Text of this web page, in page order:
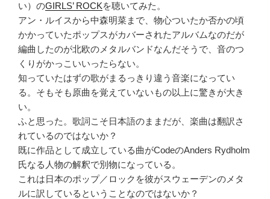
い）のGIRLS’ ROCKを聴いてみた。
アン・ルイスから中森明菜まで、物心ついたか否かの頃
かかっていたポップスがカバーされたアルバムなのだが
編曲したのが北欧のメタルバンドなんだそうで、音のつ
くりがかっこいいったらない。
知っていたはずの歌がまるっきり違う音楽になってい
る。そもそも原曲を覚えていないもの以上に驚きが大き
い。
ふと思った。歌詞こそ日本語のままだが、楽曲は翻訳さ
れているのではないか？
既に作品として成立している曲がCodeのAnders Rydholm
氏なる人物の解釈で別物になっている。
これは日本のポップ／ロックを彼がスウェーデンのメタ
ルに訳しているということなのではないか？